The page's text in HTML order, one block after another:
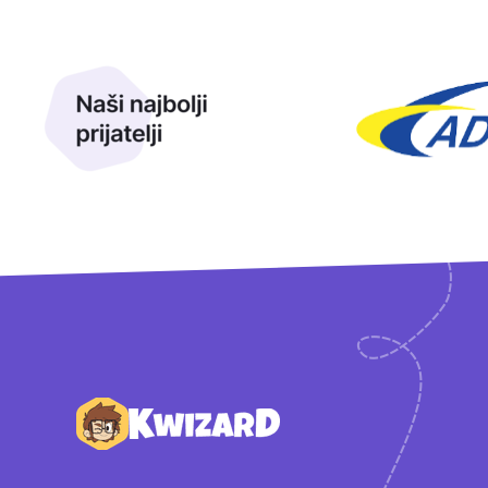
Podnožje